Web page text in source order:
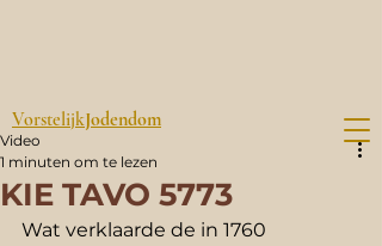
VorstelijkJodendom
KIE TAVO 5773
Video
1 minuten om te lezen
Wat verklaarde de in 1760